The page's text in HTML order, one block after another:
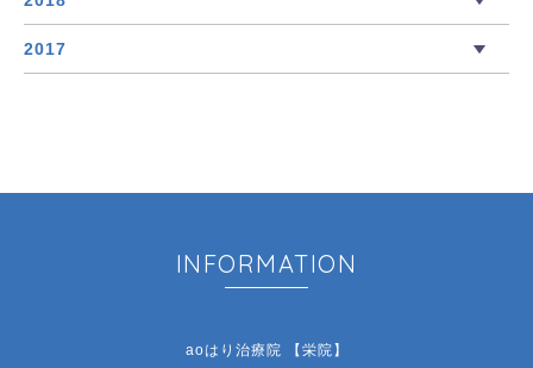
2017
INFORMATION
aoはり治療院 【栄院】